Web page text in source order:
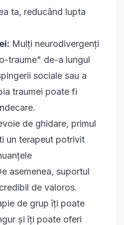
ta, reducând lupta
Mulți neurodivergenți
traume" de-a lungul
sociale sau a
traumei poate fi
de ghidare, primul
un terapeut potrivit
asemenea, suportul
de valoros.
de grup îți poate
și îți poate oferi